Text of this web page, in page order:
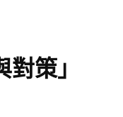
策」